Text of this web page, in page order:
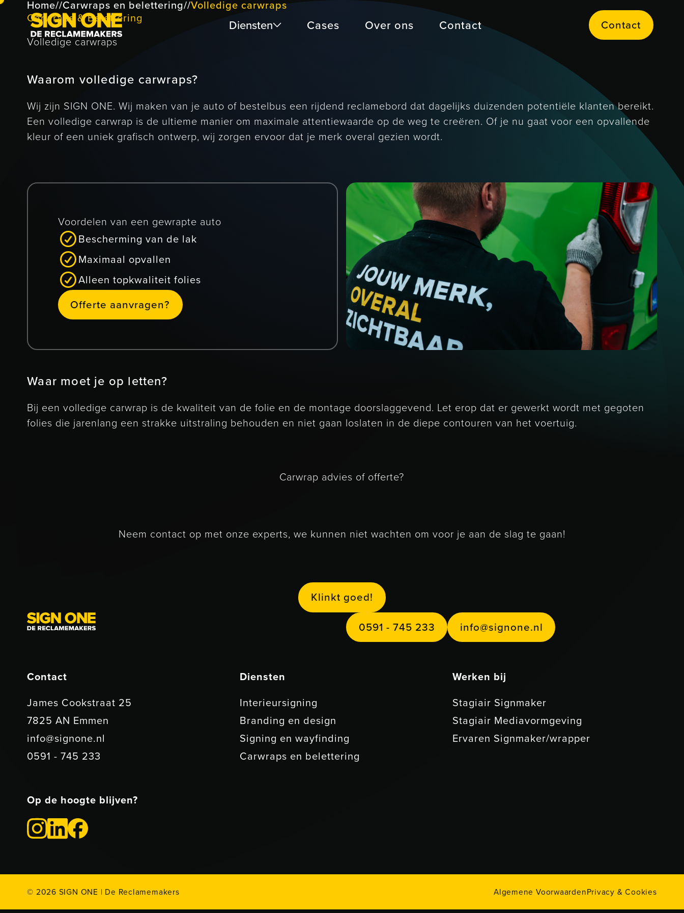
Diensten Cases Over ons Contact
Contact
Contact
Home//Carwraps en belettering//Volledige carwraps
Carwraps & Belettering
Volledige carwraps
Waarom volledige carwraps?
Wij zijn SIGN ONE. Wij maken van je auto of bestelbus een rijdend reclamebord dat dagelijks duizenden potentiële klanten bereikt.
Een volledige carwrap is de ultieme manier om maximale attentiewaarde op de weg te creëren. Of je nu gaat voor een opvallende
kleur of een uniek grafisch ontwerp, wij zorgen ervoor dat je merk overal gezien wordt.
Voordelen van een gewrapte auto
Bescherming van de lak
Maximaal opvallen
Alleen topkwaliteit folies
Offerte aanvragen?
Offerte aanvragen?
Waar moet je op letten?
Bij een volledige carwrap is de kwaliteit van de folie en de montage doorslaggevend. Let erop dat er gewerkt wordt met gegoten
folies die jarenlang een strakke uitstraling behouden en niet gaan loslaten in de diepe contouren van het voertuig.
Carwrap advies of offerte?
Neem contact op met onze experts, we kunnen niet wachten om voor je aan de slag te gaan!
Klinkt goed!
Klinkt goed!
0591 - 745 233
0591 - 745 233
info@signone.nl
info@signone.nl
Contact
James Cookstraat 25
7825 AN Emmen
info@signone.nl
0591 - 745 233
Diensten
Interieursigning
Branding en design
Signing en wayfinding
Carwraps en belettering
Werken bij
Stagiair Signmaker
Stagiair Mediavormgeving
Ervaren Signmaker/wrapper
Op de hoogte blijven?
© 2026 SIGN ONE | De Reclamemakers Algemene VoorwaardenPrivacy & Cookies